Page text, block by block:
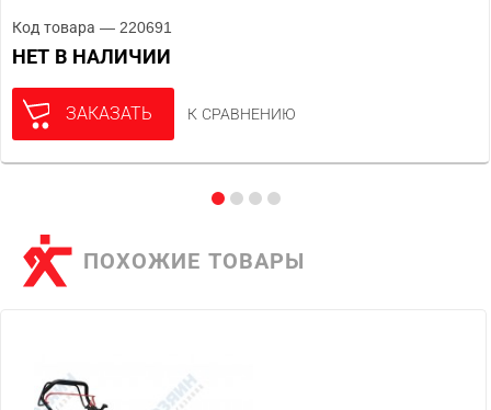
Код товара — 220691
НЕТ В НАЛИЧИИ
ЗАКАЗАТЬ К СРАВНЕНИЮ
ПОХОЖИЕ ТОВАРЫ